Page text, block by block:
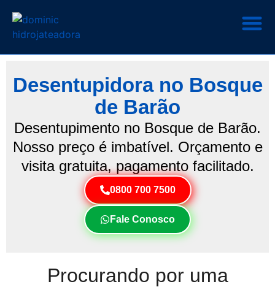
Desentupidora no Bosque
de Barão
Desentupimento no Bosque de Barão.
Nosso preço é imbatível. Orçamento e
visita gratuita, pagamento facilitado.
0800 700 7500
Fale Conosco
Procurando por uma